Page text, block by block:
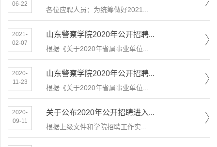
06-22
各位应聘人员：为统筹做好2021...
2021-
02-07
山东警察学院2020年公开招聘...
根据《关于2020年省属事业单位...
2020-
11-23
山东警察学院2020年公开招聘...
根据《关于2020年省属事业单位...
2020-
09-11
关于公布2020年公开招聘进入...
根据上级文件和学院招聘工作实...